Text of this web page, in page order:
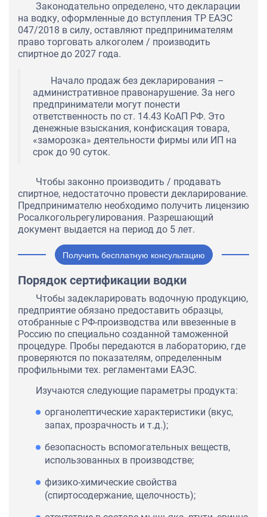
Законодательно определено, что декларации
на водку, оформленные до вступления ТР ЕАЭС
047/2018 в силу, оставляют предпринимателям
право торговать алкоголем / производить
спиртное до 2027 года.
Начало продаж без декларирования –
административное правонарушение. За него
предприниматели могут понести
ответственность по ст. 14.43 КоАП РФ. Это
денежные взыскания, конфискация товара,
«заморозка» деятельности фирмы или ИП на
срок до 90 суток.
Чтобы законно производить / продавать
спиртное, недостаточно провести декларирование.
Предпринимателю необходимо получить лицензию
Росалкогольрегулирования. Разрешающий
документ выдается на период до 5 лет.
Получить бесплатную консультацию
Порядок сертификации водки
Чтобы задекларировать водочную продукцию,
предприятие обязано предоставить образцы,
отобранные с РФ-производства или ввезенные в
Россию по специально созданной таможенной
процедуре. Пробы передаются в лабораторию, где
проверяются по показателям, определенным
профильными тех. регламентами ЕАЭС.
Изучаются следующие параметры продукта:
органолептические характеристики (вкус,
запах, прозрачность и т.д.);
безопасность вспомогательных веществ,
использованных в производстве;
физико-химические свойства
(спиртосодержание, щелочность);